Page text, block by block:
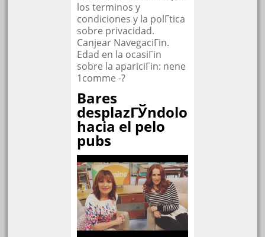
los terminos y
condiciones y la polГ­tica
sobre privacidad.
Canjear NavegaciГіn.
Edad en la ocasiГіn
sobre la apariciГіn: nene
1comme -?
Bares
desplazГЎndolo
hacia el pelo
pubs